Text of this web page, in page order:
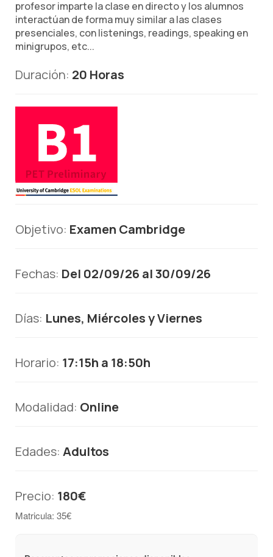
profesor imparte la clase en directo y los alumnos
interactúan de forma muy similar a las clases
presenciales, con listenings, readings, speaking en
minigrupos, etc...
Duración: 20 Horas
Objetivo: Examen Cambridge
Fechas: Del 02/09/26 al 30/09/26
Días: Lunes, Miércoles y Viernes
Horario: 17:15h a 18:50h
Modalidad: Online
Edades: Adultos
Precio: 180€
Matricula: 35€